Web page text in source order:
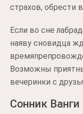
страхов, обрести
Если во сне
наяву сновидца
Возможны
вечеринки с
Сонник Ванги